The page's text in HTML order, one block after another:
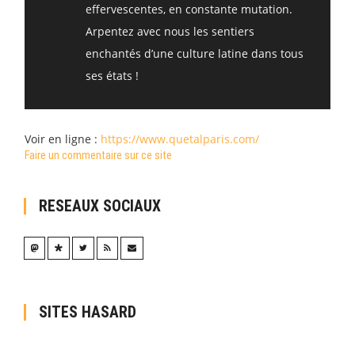
effervescentes, en constante mutation.
Arpentez avec nous les sentiers
enchantés d’une culture latine dans tous
ses états !
Voir en ligne : https://www.quetalparis.com/
Faire un commentaire sur ce site
RESEAUX SOCIAUX
SITES HASARD